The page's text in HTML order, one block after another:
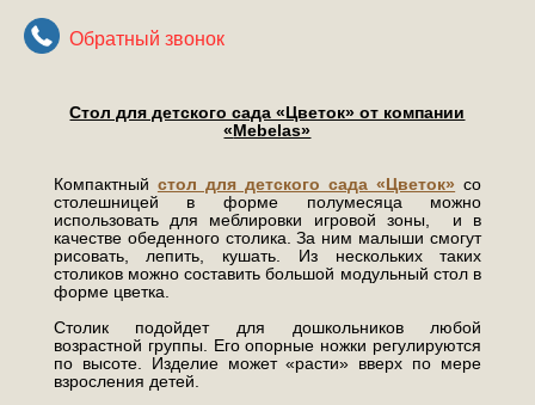
Обратный звонок
Стол для детского сада «Цветок» от компании
«Mebelas»
Компактный стол для детского сада «Цветок» со
столешницей в форме полумесяца можно
использовать для меблировки игровой зоны, и в
качестве обеденного столика. За ним малыши смогут
рисовать, лепить, кушать. Из нескольких таких
столиков можно составить большой модульный стол в
форме цветка.
Столик подойдет для дошкольников любой
возрастной группы. Его опорные ножки регулируются
по высоте. Изделие может «расти» вверх по мере
взросления детей.